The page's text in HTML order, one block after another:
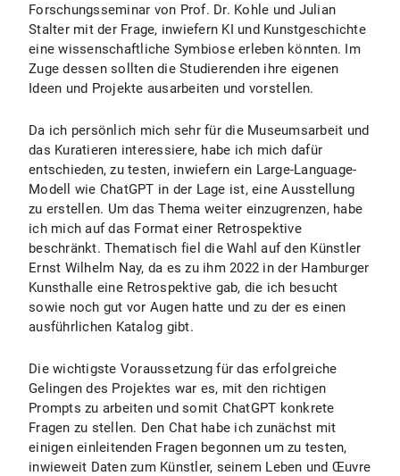
Forschungsseminar von Prof. Dr. Kohle und Julian
Stalter mit der Frage, inwiefern KI und Kunstgeschichte
eine wissenschaftliche Symbiose erleben könnten. Im
Zuge dessen sollten die Studierenden ihre eigenen
Ideen und Projekte ausarbeiten und vorstellen.
Da ich persönlich mich sehr für die Museumsarbeit und
das Kuratieren interessiere, habe ich mich dafür
entschieden, zu testen, inwiefern ein Large-Language-
Modell wie ChatGPT in der Lage ist, eine Ausstellung
zu erstellen. Um das Thema weiter einzugrenzen, habe
ich mich auf das Format einer Retrospektive
beschränkt. Thematisch fiel die Wahl auf den Künstler
Ernst Wilhelm Nay, da es zu ihm 2022 in der Hamburger
Kunsthalle eine Retrospektive gab, die ich besucht
sowie noch gut vor Augen hatte und zu der es einen
ausführlichen Katalog gibt.
Die wichtigste Voraussetzung für das erfolgreiche
Gelingen des Projektes war es, mit den richtigen
Prompts zu arbeiten und somit ChatGPT konkrete
Fragen zu stellen. Den Chat habe ich zunächst mit
einigen einleitenden Fragen begonnen um zu testen,
inwieweit Daten zum Künstler, seinem Leben und Œuvre